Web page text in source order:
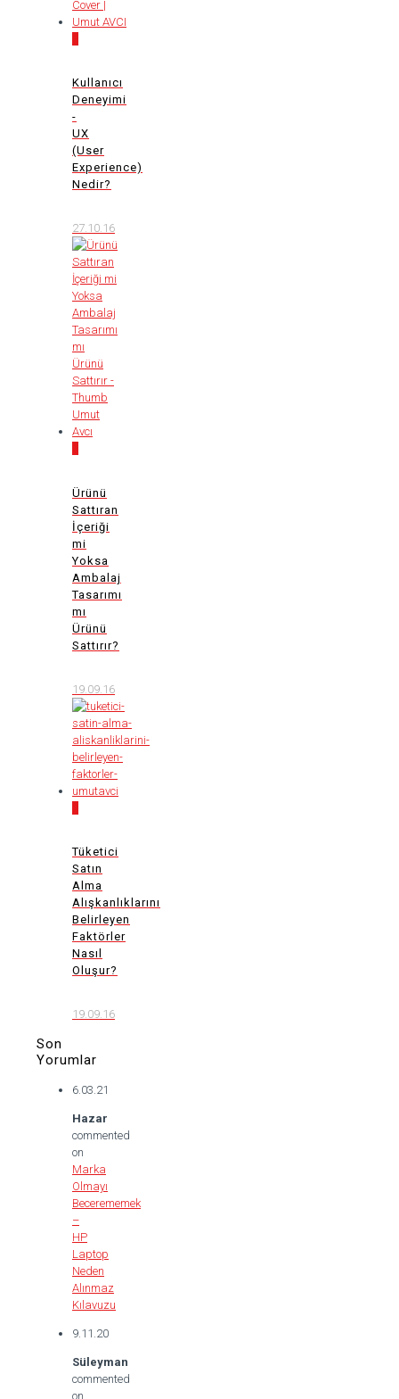
Kullanıcı
Deneyimi
-
UX
(User
Experience)
Nedir?
27.10.16
Ürünü
Sattıran
İçeriği
mi
Yoksa
Ambalaj
Tasarımı
mı
Ürünü
Sattırır?
19.09.16
Tüketici
Satın
Alma
Alışkanlıklarını
Belirleyen
Faktörler
Nasıl
Oluşur?
19.09.16
Son
Yorumlar
6.03.21
Hazar
commented
on
Marka
Olmayı
Becerememek
–
HP
Laptop
Neden
Alınmaz
Kılavuzu
9.11.20
Süleyman
commented
on